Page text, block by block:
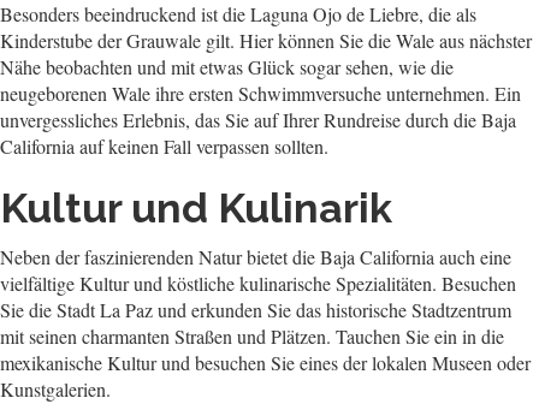
Besonders beeindruckend ist die Laguna Ojo de Liebre, die als
Kinderstube der Grauwale gilt. Hier können Sie die Wale aus nächster
Nähe beobachten und mit etwas Glück sogar sehen, wie die
neugeborenen Wale ihre ersten Schwimmversuche unternehmen. Ein
unvergessliches Erlebnis, das Sie auf Ihrer Rundreise durch die Baja
California auf keinen Fall verpassen sollten.
Kultur und Kulinarik
Neben der faszinierenden Natur bietet die Baja California auch eine
vielfältige Kultur und köstliche kulinarische Spezialitäten. Besuchen
Sie die Stadt La Paz und erkunden Sie das historische Stadtzentrum
mit seinen charmanten Straßen und Plätzen. Tauchen Sie ein in die
mexikanische Kultur und besuchen Sie eines der lokalen Museen oder
Kunstgalerien.